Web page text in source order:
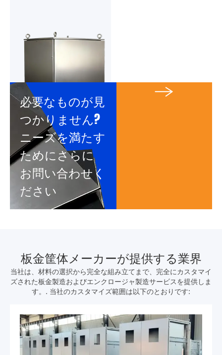
必要なものが見
つかりません?
ニーズを満たす
ためにさらに
お問い合わせく
ださい
板金筐体メーカーが提供する業界
当社は、材料の選択から完全な組み立てまで、完全にカスタマイ
ズされた板金製造およびエンクロージャ製造サービスを提供しま
す。. 当社のカスタマイズ範囲は以下のとおりです: